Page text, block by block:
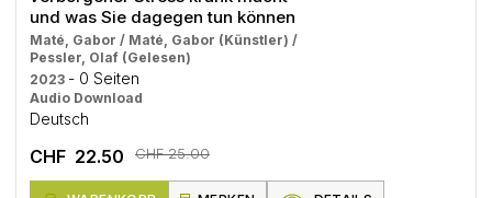
und was Sie dagegen tun können
Maté, Gabor / Maté, Gabor (Künstler) /
Pessler, Olaf (Gelesen)
2023 - 0 Seiten
Audio Download
Deutsch
CHF 22.50 CHF 25.00